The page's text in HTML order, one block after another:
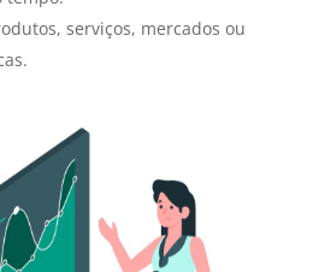
serviços, mercados ou